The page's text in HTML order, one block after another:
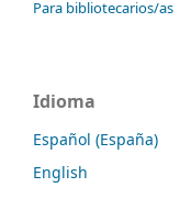
Para bibliotecarios/as
Idioma
Español (España)
English